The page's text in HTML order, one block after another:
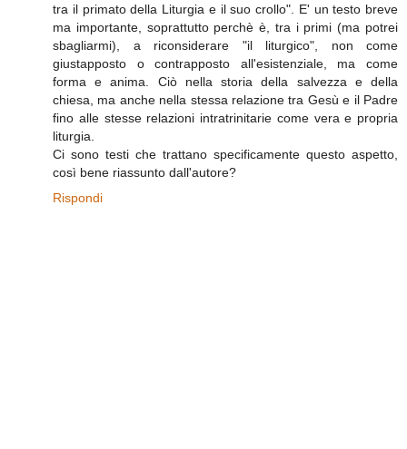
tra il primato della Liturgia e il suo crollo". E' un testo breve
ma importante, soprattutto perchè è, tra i primi (ma potrei
sbagliarmi), a riconsiderare "il liturgico", non come
giustapposto o contrapposto all'esistenziale, ma come
forma e anima. Ciò nella storia della salvezza e della
chiesa, ma anche nella stessa relazione tra Gesù e il Padre
fino alle stesse relazioni intratrinitarie come vera e propria
liturgia.
Ci sono testi che trattano specificamente questo aspetto,
così bene riassunto dall'autore?
Rispondi